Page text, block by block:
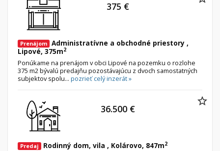
Prenájom Administratívne a obchodné priestory ,
Lipové, 375m2
Ponúkame na prenájom v obci Lipové na pozemku o rozlohe
375 m2 bývalú predajňu pozostávajúcu z dvoch samostatných
subjektov spolu... pozrieť celý inzerát »
375 €
Predaj Rodinný dom, vila , Kolárovo, 847m2
36.500 €